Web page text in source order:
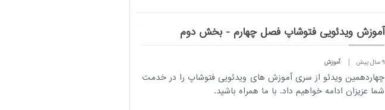
آموزش ویدئویی فتوشاپ فصل چهارم - بخش دوم
9 سال پیش آموزش
چهاردهمین ویدئو از سری آموزش های ویدئویی فتوشاپ را در خدمت
شما عزیزان ادامه خواهیم داد. با ما همراه باشید.